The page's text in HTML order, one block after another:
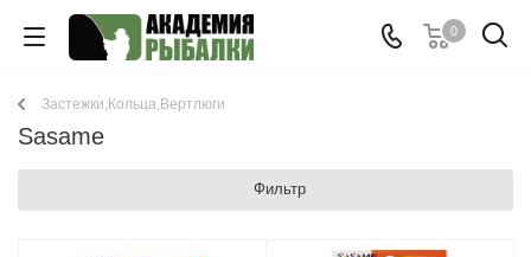
0
Застежки,Кольца,Вертлюги
Sasame
Фильтр